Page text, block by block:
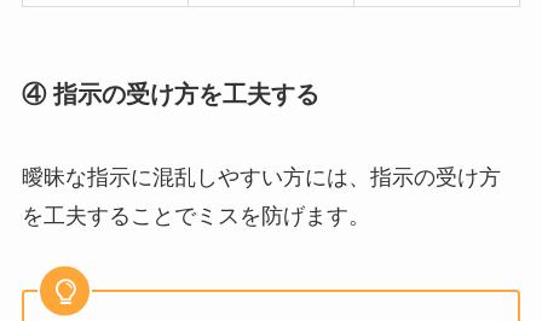
④ 指示の受け方を工夫する
曖昧な指示に混乱しやすい方には、指示の受け方
を工夫することでミスを防げます。